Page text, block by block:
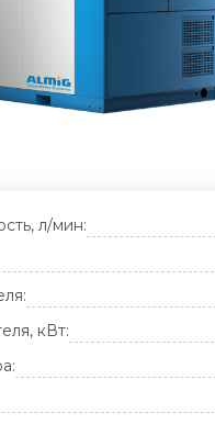
л/мин:
кВт: